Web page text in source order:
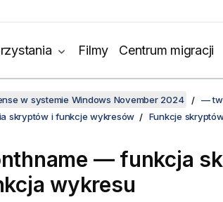
Filmy Centrum migracji
w systemie Windows November 2024
—
skryptów i funkcje wykresów
Funkcje
— funkcja
wykresu